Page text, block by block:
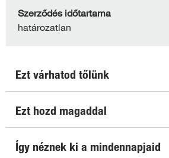
Ezt várhatod tőlünk
Ezt hozd magaddal
Így néznek ki a mindennapjaid
Szerződés időtartama
határozatlan